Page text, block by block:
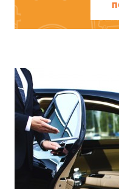
"МАРКавто"
решение -